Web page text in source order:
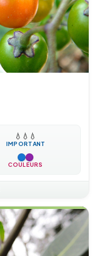
💧 💧 💧
IMPORTANT
COULEURS